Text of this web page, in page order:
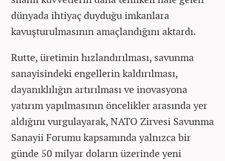
dünyada ihtiyaç duyduğu imkanlara
kavuşturulmasının amaçlandığını aktardı.
Rutte, üretimin hızlandırılması, savunma
sanayisindeki engellerin kaldırılması,
dayanıklılığın artırılması ve inovasyona
yatırım yapılmasının öncelikler arasında yer
aldığını vurgulayarak, NATO Zirvesi Savunma
Sanayii Forumu kapsamında yalnızca bir
günde 50 milyar doların üzerinde yeni